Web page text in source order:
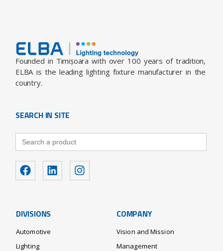
Founded in Timișoara with over 100 years of tradition,
ELBA is the leading lighting fixture manufacturer in the
country.
SEARCH IN SITE
Search
for:
DIVISIONS
Automotive
Lighting
COMPANY
Vision and Mission
Management